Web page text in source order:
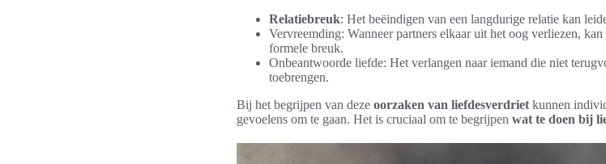
Relatiebreuk: Het beëindigen van een langdurige relatie kan
Vervreemding: Wanneer partners elkaar uit het oog verliezen,
formele breuk.
Onbeantwoorde liefde: Het verlangen naar iemand die niet
toebrengen.
Bij het begrijpen van deze oorzaken van liefdesverdriet kunnen
gevoelens om te gaan. Het is cruciaal om te begrijpen wat te doen bij